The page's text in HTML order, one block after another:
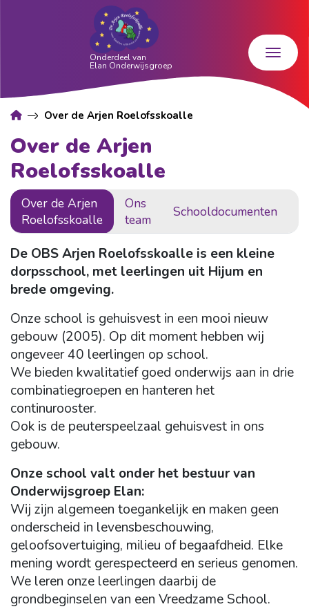
Over de Arjen Roelofsskoalle
Over de Arjen
Roelofsskoalle
Over de Arjen
Roelofsskoalle
Ons
team
Schooldocumenten
De OBS Arjen Roelofsskoalle is een kleine
dorpsschool, met leerlingen uit Hijum en
brede omgeving.
Onze school is gehuisvest in een mooi nieuw
gebouw (2005). Op dit moment hebben wij
ongeveer 40 leerlingen op school.
We bieden kwalitatief goed onderwijs aan in drie
combinatiegroepen en hanteren het
continurooster.
Ook is de peuterspeelzaal gehuisvest in ons
gebouw.
Onze school valt onder het bestuur van
Onderwijsgroep Elan:
Wij zijn algemeen toegankelijk en maken geen
onderscheid in levensbeschouwing,
geloofsovertuiging, milieu of begaafdheid. Elke
mening wordt gerespecteerd en serieus genomen.
We leren onze leerlingen daarbij de
grondbeginselen van een Vreedzame School.